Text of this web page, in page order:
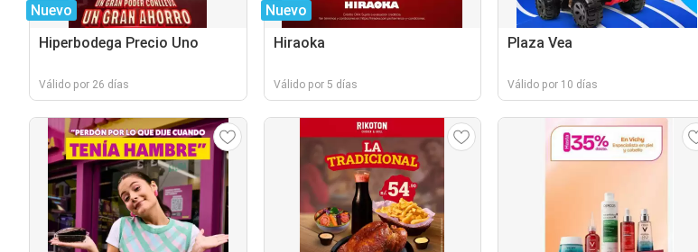
Nuevo
Hiperbodega Precio Uno
Válido por 26 días
Nuevo
Hiraoka
Válido por 5 días
Plaza Vea
Válido por 10 días